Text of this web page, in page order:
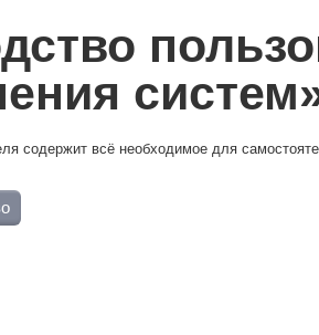
содержит всё необходимое для